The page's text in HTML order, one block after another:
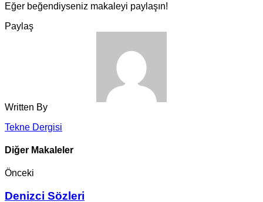
Eğer beğendiyseniz makaleyi paylaşın!
Paylaş
Written By
Tekne Dergisi
Diğer Makaleler
Önceki
Denizci Sözleri